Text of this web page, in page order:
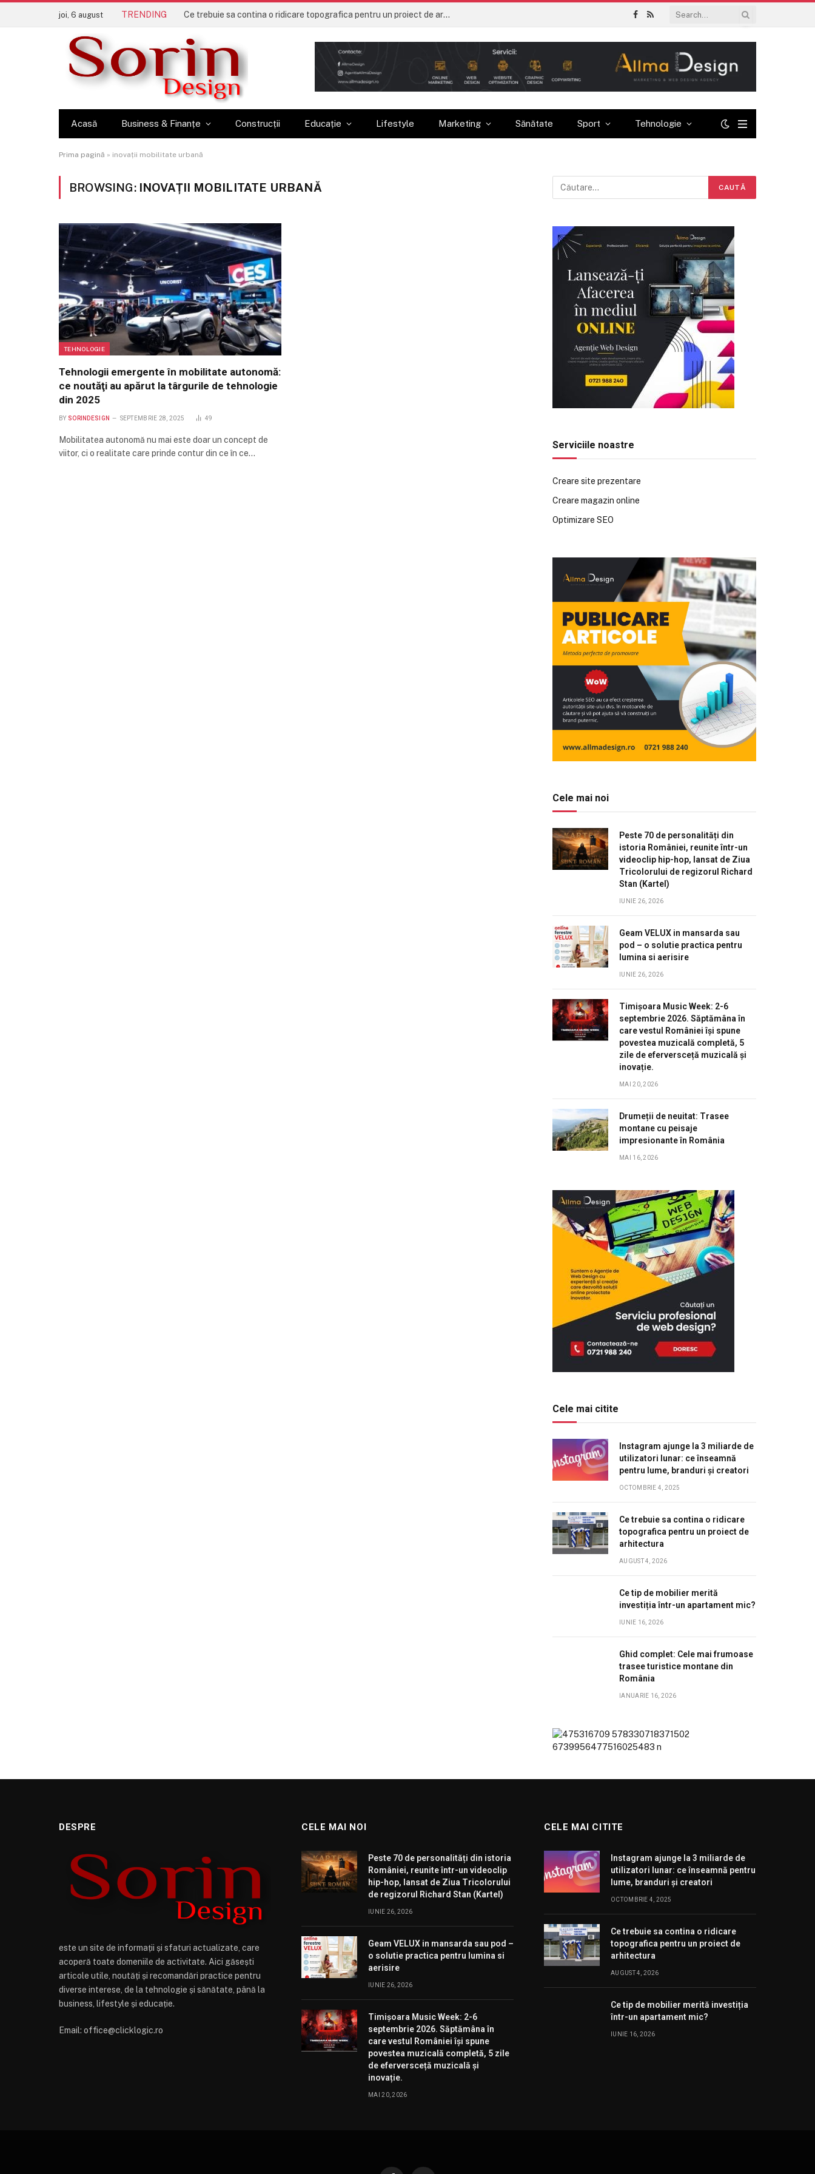
joi, 6 august TRENDING Ce trebuie sa contina o ridicare topografica pentru un proiect de arhitectura
Facebook
RSS
Acasă Business & Finanțe Construcții Educație Lifestyle Marketing Sănătate Sport Tehnologie
Prima pagină » inovații mobilitate urbană
BROWSING: INOVAȚII MOBILITATE URBANĂ
TEHNOLOGIE
Tehnologii emergente în mobilitate autonomă:
ce noutăţi au apărut la târgurile de tehnologie
din 2025
BY SORINDESIGN SEPTEMBRIE 28, 2025 49
Mobilitatea autonomă nu mai este doar un concept de
viitor, ci o realitate care prinde contur din ce în ce…
Serviciile noastre
Creare site prezentare
Creare magazin online
Optimizare SEO
Cele mai noi
Peste 70 de personalități din
istoria României, reunite într-un
videoclip hip-hop, lansat de Ziua
Tricolorului de regizorul Richard
Stan (Kartel)
IUNIE 26, 2026
Geam VELUX in mansarda sau
pod – o solutie practica pentru
lumina si aerisire
IUNIE 26, 2026
Timișoara Music Week: 2-6
septembrie 2026. Săptămâna în
care vestul României își spune
povestea muzicală completă, 5
zile de eferversceță muzicală și
inovație.
MAI 20, 2026
Drumeții de neuitat: Trasee
montane cu peisaje
impresionante în România
MAI 16, 2026
Cele mai citite
Instagram ajunge la 3 miliarde de
utilizatori lunar: ce înseamnă
pentru lume, branduri și creatori
OCTOMBRIE 4, 2025
Ce trebuie sa contina o ridicare
topografica pentru un proiect de
arhitectura
AUGUST 4, 2026
Ce tip de mobilier merită
investiția într-un apartament mic?
IUNIE 16, 2026
Ghid complet: Cele mai frumoase
trasee turistice montane din
România
IANUARIE 16, 2026
DESPRE
este un site de informații și sfaturi actualizate, care
acoperă toate domeniile de activitate. Aici găsești
articole utile, noutăți și recomandări practice pentru
diverse interese, de la tehnologie și sănătate, până la
business, lifestyle și educație.
Email: office@clicklogic.ro
CELE MAI NOI
Peste 70 de personalități din istoria
României, reunite într-un videoclip
hip-hop, lansat de Ziua Tricolorului
de regizorul Richard Stan (Kartel)
IUNIE 26, 2026
Geam VELUX in mansarda sau pod –
o solutie practica pentru lumina si
aerisire
IUNIE 26, 2026
Timișoara Music Week: 2-6
septembrie 2026. Săptămâna în
care vestul României își spune
povestea muzicală completă, 5 zile
de eferversceță muzicală și
inovație.
MAI 20, 2026
CELE MAI CITITE
Instagram ajunge la 3 miliarde de
utilizatori lunar: ce înseamnă pentru
lume, branduri și creatori
OCTOMBRIE 4, 2025
Ce trebuie sa contina o ridicare
topografica pentru un proiect de
arhitectura
AUGUST 4, 2026
Ce tip de mobilier merită investiția
într-un apartament mic?
IUNIE 16, 2026